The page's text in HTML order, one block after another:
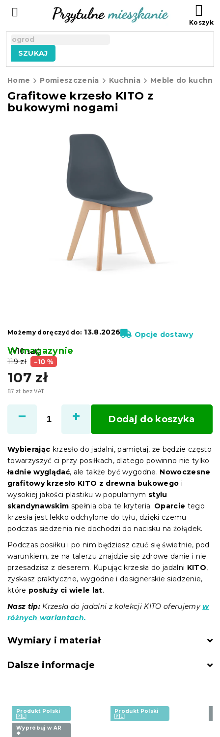
SZUKAJ
Home Pomieszczenia Kuchnia Meble do kuchni
Grafitowe krzesło KITO z
bukowymi nogami
119 zł –10 %
107 zł
87 zł bez VAT
jednostkowa:
W magazynie
(>10 szt)
Możemy doręczyć do: 13.8.2026 Opcje dostawy
Dodaj do koszyka
Wybierając krzesło do jadalni, pamiętaj, że będzie często
towarzyszyć ci przy posiłkach, dlatego powinno nie tylko
ładnie wyglądać, ale także być wygodne. Nowoczesne
grafitowy krzesło KITO z drewna bukowego i
wysokiej jakości plastiku w popularnym stylu
skandynawskim spełnia oba te kryteria. Oparcie tego
krzesła jest lekko odchylone do tyłu, dzięki czemu
podczas siedzenia nie dochodzi do nacisku na żołądek.
Podczas posiłku i po nim będziesz czuć się świetnie, pod
warunkiem, że na talerzu znajdzie się zdrowe danie i nie
przesadzisz z deserem. Kupując krzesła do jadalni KITO,
zyskasz praktyczne, wygodne i designerskie siedzenie,
które posłuży ci wiele lat.
Nasz tip: Krzesła do jadalni z kolekcji KITO oferujemyw
różnych wariantach.
Wymiary i materiał
Dalsze informacje
Produkt Polski
🇵🇱
Wypróbuj w AR
❖
Produkt Polski
🇵🇱